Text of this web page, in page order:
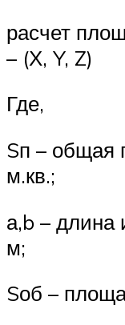
расчет
– (Х, Y, Z)
Где,
Sп – общая
м.кв.;
а,b –
м;
Sоб –